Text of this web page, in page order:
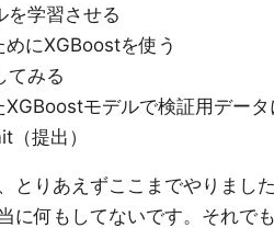
を学習させる
めにXGBoostを使う
てみる
XGBoostモデルで検証用デー
提出）
とりあえずここまでやりました
に何もしてないです。それで